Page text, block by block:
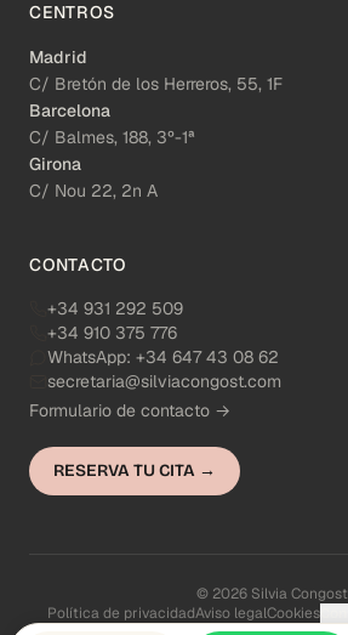
CENTROS
Madrid
C/ Bretón de los Herreros, 55, 1F
Barcelona
C/ Balmes, 188, 3º-1ª
Girona
C/ Nou 22, 2n A
CONTACTO
+34 931 292 509
+34 910 375 776
WhatsApp: +34 647 43 08 62
secretaria@silviacongost.com
Formulario de contacto →
RESERVA TU CITA →
© 2026 Silvia Congost
Política de privacidadAviso legalCookies